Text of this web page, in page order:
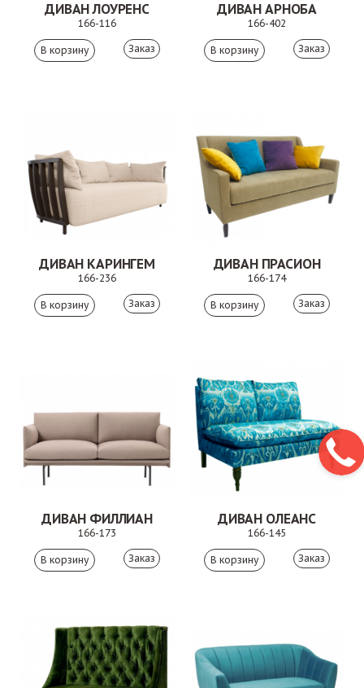
ДИВАН ЛОУРЕНС
166-116
Заказ
ДИВАН АРНОБА
166-402
Заказ
ДИВАН КАРИНГЕМ
166-236
Заказ
ДИВАН ПРАСИОН
166-174
Заказ
ДИВАН ФИЛЛИАН
166-173
Заказ
ДИВАН ОЛЕАНС
166-145
Заказ